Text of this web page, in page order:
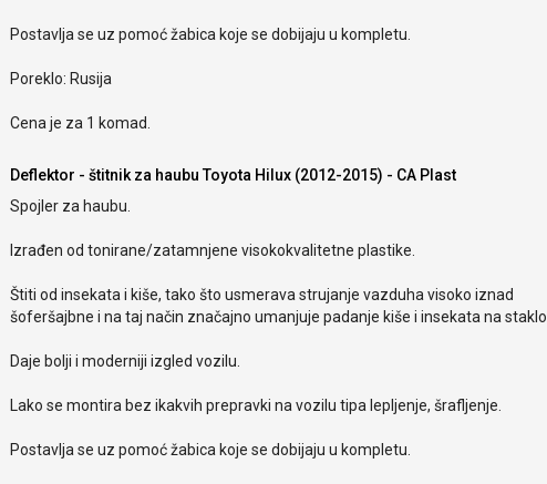
Postavlja se uz pomoć žabica koje se dobijaju u kompletu.
Poreklo: Rusija
Cena je za 1 komad.
Deflektor - štitnik za haubu Toyota Hilux (2012-2015) - CA Plast
Spojler za haubu.
Izrađen od tonirane/zatamnjene visokokvalitetne plastike.
Štiti od insekata i kiše, tako što usmerava strujanje vazduha visoko iznad
šoferšajbne i na taj način značajno umanjuje padanje kiše i insekata na staklo.
Daje bolji i moderniji izgled vozilu.
Lako se montira bez ikakvih prepravki na vozilu tipa lepljenje, šrafljenje.
Postavlja se uz pomoć žabica koje se dobijaju u kompletu.